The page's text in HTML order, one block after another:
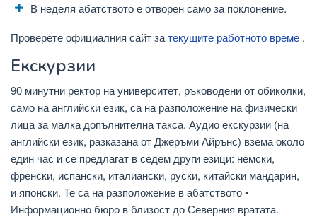
В неделя абатството е отворен само за поклонение.
Проверете официалния сайт затекущите работното време .
Екскурзии
90 минутни ректор на университет, ръководени от обиколки,
само на английски език, са на разположение на физически
лица за малка допълнителна такса. Аудио екскурзии (на
английски език, разказана от Джеръми Айрънс) взема около
един час и се предлагат в седем други езици: немски,
френски, испански, италиански, руски, китайски мандарин,
и японски. Те са на разположение в абатството •
Информационно бюро в близост до Северния вратата.